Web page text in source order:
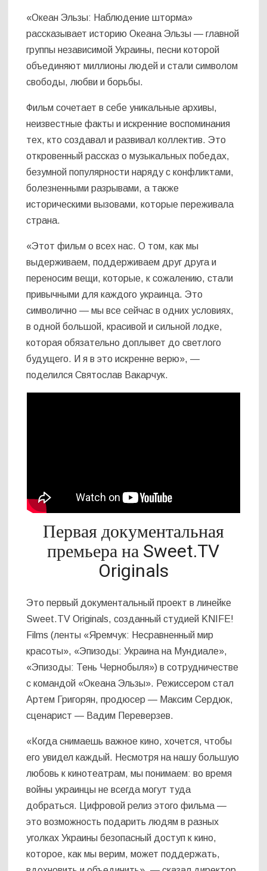
«Океан Эльзы: Наблюдение шторма»
рассказывает историю Океана Эльзы — главной
группы независимой Украины, песни которой
объединяют миллионы людей и стали символом
свободы, любви и борьбы.
Фильм сочетает в себе уникальные архивы,
неизвестные факты и искренние воспоминания
тех, кто создавал и развивал коллектив. Это
откровенный рассказ о музыкальных победах,
безумной популярности наряду с конфликтами,
болезненными разрывами, а также
историческими вызовами, которые переживала
страна.
«Этот фильм о всех нас. О том, как мы
выдерживаем, поддерживаем друг друга и
переносим вещи, которые, к сожалению, стали
привычными для каждого украинца. Это
символично — мы все сейчас в одних условиях,
в одной большой, красивой и сильной лодке,
которая обязательно доплывет до светлого
будущего. И я в это искренне верю», —
поделился Святослав Вакарчук.
Первая документальная
премьера на Sweet.TV
Originals
Это первый документальный проект в линейке
Sweet.TV Originals, созданный студией KNIFE!
Films (ленты «Яремчук: Несравненный мир
красоты», «Эпизоды: Украина на Мундиале»,
«Эпизоды: Тень Чернобыля») в сотрудничестве
с командой «Океана Эльзы». Режиссером стал
Артем Григорян, продюсер — Максим Сердюк,
сценарист — Вадим Переверзев.
«Когда снимаешь важное кино, хочется, чтобы
его увидел каждый. Несмотря на нашу большую
любовь к кинотеатрам, мы понимаем: во время
войны украинцы не всегда могут туда
добраться. Цифровой релиз этого фильма —
это возможность подарить людям в разных
уголках Украины безопасный доступ к кино,
которое, как мы верим, может поддержать,